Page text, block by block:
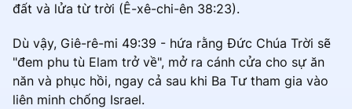
đất và lửa từ trời (Ê-xê-chi-ên 38:23).
Dù vậy, Giê-rê-mi 49:39 - hứa rằng Đức Chúa Trời sẽ
"đem phu tù Elam trở về", mở ra cánh cửa cho sự ăn
năn và phục hồi, ngay cả sau khi Ba Tư tham gia vào
liên minh chống Israel.